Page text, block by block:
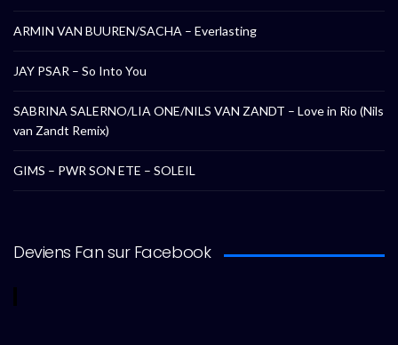
ARMIN VAN BUUREN/SACHA – Everlasting
JAY PSAR – So Into You
SABRINA SALERNO/LIA ONE/NILS VAN ZANDT – Love in Rio (Nils
van Zandt Remix)
GIMS – PWR SON ETE – SOLEIL
Deviens Fan sur Facebook